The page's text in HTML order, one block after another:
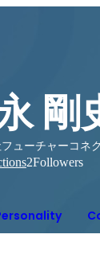
剛
ューチャーコネ
2Followers